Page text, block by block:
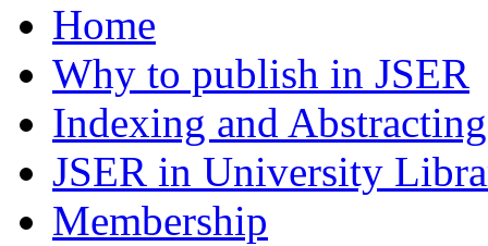
Home
Why to publish in JSER
Indexing and Abstracting
JSER in University
Membership